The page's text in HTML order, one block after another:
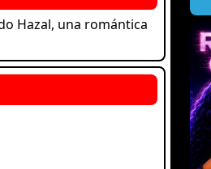
Hazal, una romántica